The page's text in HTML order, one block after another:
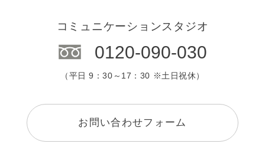
コミュニケーションスタジオ
0120-090-030
（平日 9：30～17：30 ※土日祝休）
お問い合わせフォーム